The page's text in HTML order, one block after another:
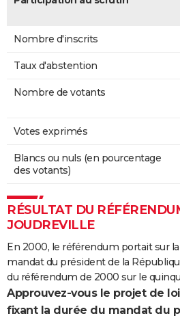
Nombre d'inscrits
Taux d'abstention
Nombre de votants
Votes exprimés
Blancs ou nuls (en pourcentage
des votants)
RÉSULTAT DU
JOUDREVILLE
En 2000, le référendum portait sur
mandat du président de la
du référendum de 2000 sur le
Approuvez-vous le projet de
fixant la durée du mandat du